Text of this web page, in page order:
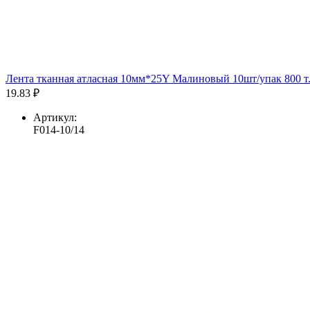
Лента тканная атласная 10мм*25Y Малиновый 10шт/упак 800
19.83 ₽
Артикул:
F014-10/14